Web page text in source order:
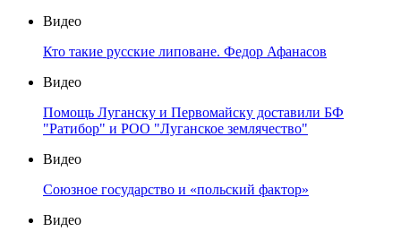
Видео
Кто такие русские липоване. Федор Афанасов
Видео
Помощь Луганску и Первомайску доставили БФ
"Ратибор" и РОО "Луганское землячество"
Видео
Союзное государство и «польский фактор»
Видео